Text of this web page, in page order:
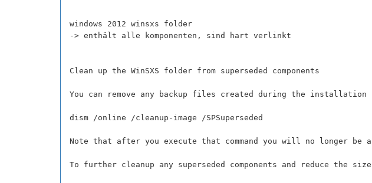
windows 2012 winsxs folder
-> enthält alle komponenten, sind hart verlinkt
Clean up the WinSXS folder from superseded components
You can remove any backup files created during the installation
dism /online /cleanup-image /SPSuperseded
Note that after you execute that command you will no longer
To further cleanup any superseded components and reduce the